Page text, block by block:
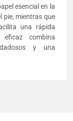
esencial en la
pie, mientras que
una rápida
eficaz combina
y una